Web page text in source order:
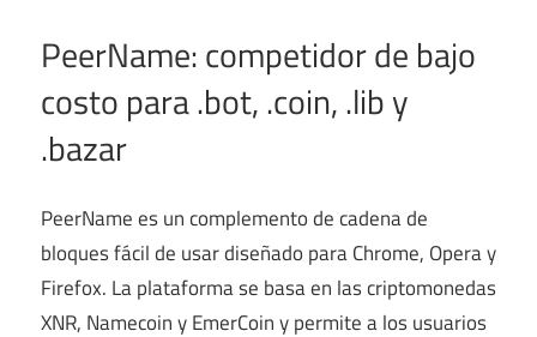
PeerName: competidor de bajo
costo para .bot, .coin, .lib y
.bazar
PeerName es un complemento de cadena de
bloques fácil de usar diseñado para Chrome, Opera y
Firefox. La plataforma se basa en las criptomonedas
XNR, Namecoin y EmerCoin y permite a los usuarios